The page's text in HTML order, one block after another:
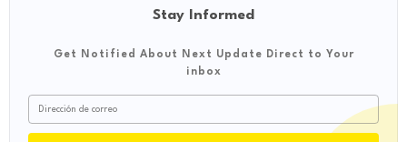
Stay Informed
Get Notified About Next Update Direct to Your
inbox